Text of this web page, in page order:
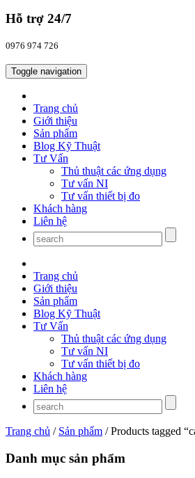
Hỗ trợ 24/7
0976 974 726
Toggle navigation
Trang chủ
Giới thiệu
Sản phẩm
Blog Kỹ Thuật
Tư Vấn
Thủ thuật các ứng dụng
Tư vấn NI
Tư vấn thiết bị đo
Khách hàng
Liên hệ
Trang chủ
Giới thiệu
Sản phẩm
Blog Kỹ Thuật
Tư Vấn
Thủ thuật các ứng dụng
Tư vấn NI
Tư vấn thiết bị đo
Khách hàng
Liên hệ
Trang chủ / Sản phẩm / Products tagged
Danh mục sản phẩm